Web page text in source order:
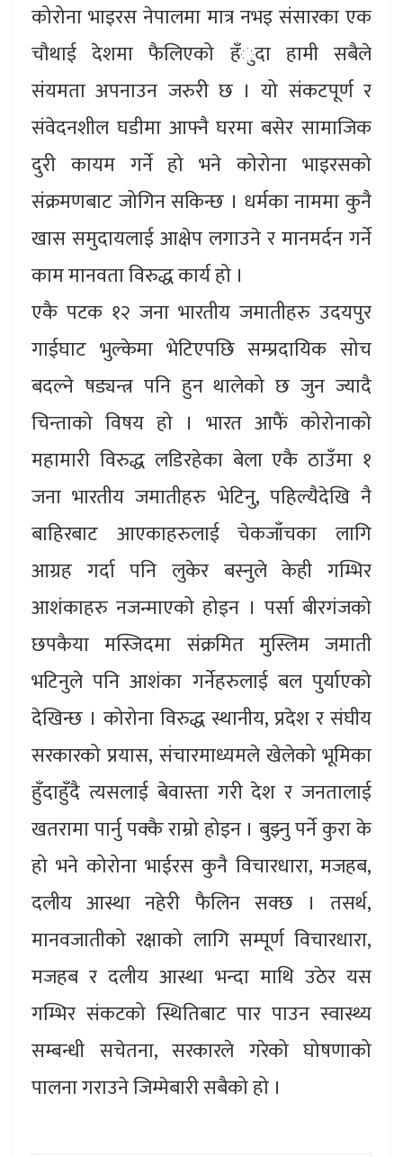
कोरोना भाइरस नेपालमा मात्र नभइ संसारका एक
चौथाई देशमा फैलिएको हँुदा हामी सबैले
संयमता अपनाउन जरुरी छ । यो संकटपूर्ण र
संवेदनशील घडीमा आफ्नै घरमा बसेर सामाजिक
दुरी कायम गर्ने हो भने कोरोना भाइरसको
संक्रमणबाट जोगिन सकिन्छ । धर्मका नाममा कुनै
खास समुदायलाई आक्षेप लगाउने र मानमर्दन गर्ने
काम मानवता विरुद्ध कार्य हो ।
एकै पटक १२ जना भारतीय जमातीहरु उदयपुर
गाईघाट भुल्केमा भेटिएपछि सम्प्रदायिक सोच
बदल्ने षड्यन्त्र पनि हुन थालेको छ जुन ज्यादै
चिन्ताको विषय हो । भारत आफैं कोरोनाको
महामारी विरुद्ध लडिरहेका बेला एकै ठाउँमा १
जना भारतीय जमातीहरु भेटिनु, पहिल्यैदेखि नै
बाहिरबाट आएकाहरुलाई चेकजाँचका लागि
आग्रह गर्दा पनि लुकेर बस्नुले केही गम्भिर
आशंकाहरु नजन्माएको होइन । पर्सा बीरगंजको
छपकैया मस्जिदमा संक्रमित मुस्लिम जमाती
भटिनुले पनि आशंका गर्नेहरुलाई बल पुर्याएको
देखिन्छ । कोरोना विरुद्ध स्थानीय, प्रदेश र संघीय
सरकारको प्रयास, संचारमाध्यमले खेलेको भूमिका
हुँदाहुँदै त्यसलाई बेवास्ता गरी देश र जनतालाई
खतरामा पार्नु पक्कै राम्रो होइन । बुझ्नु पर्ने कुरा के
हो भने कोरोना भाईरस कुनै विचारधारा, मजहब,
दलीय आस्था नहेरी फैलिन सक्छ । तसर्थ,
मानवजातीको रक्षाको लागि सम्पूर्ण विचारधारा,
मजहब र दलीय आस्था भन्दा माथि उठेर यस
गम्भिर संकटको स्थितिबाट पार पाउन स्वास्थ्य
सम्बन्धी सचेतना, सरकारले गरेको घोषणाको
पालना गराउने जिम्मेबारी सबैको हो ।